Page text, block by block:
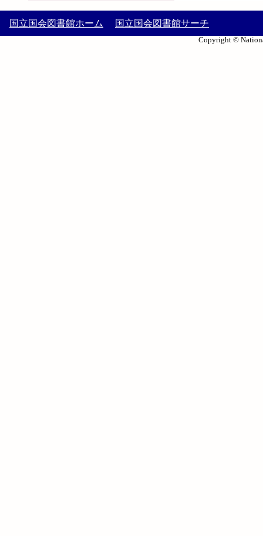
国立国会図書館ホーム 国立国会図書館サーチ
Copyright ©